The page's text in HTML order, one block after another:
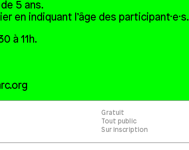
5 ans.
en indiquant l’âge des participant·e·s.
à 11h.
Gratuit
Tout public
Sur inscription